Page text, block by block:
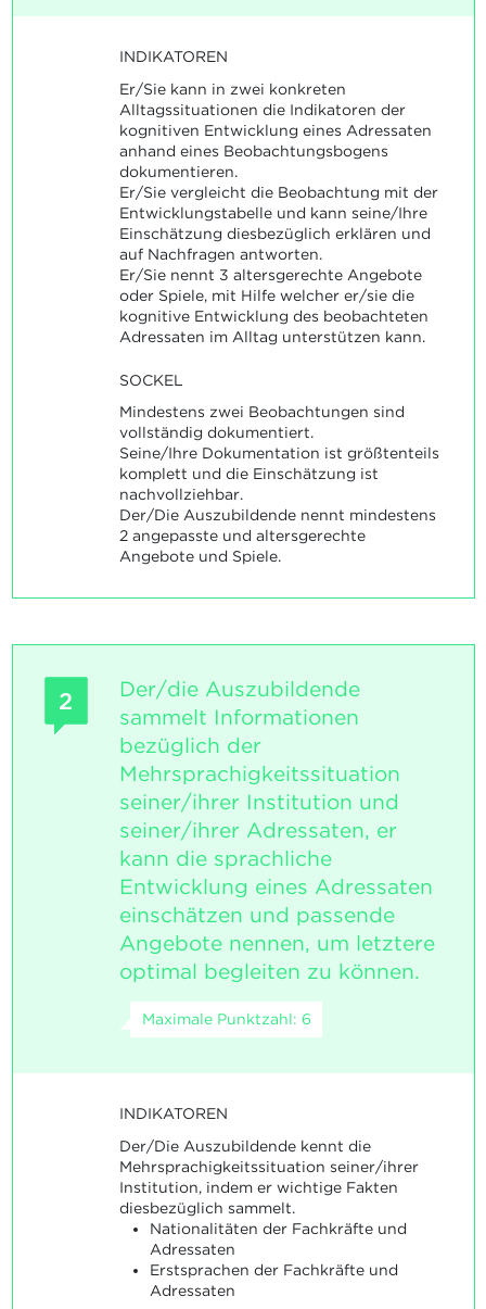
INDIKATOREN
Er/Sie kann in zwei konkreten
Alltagssituationen die Indikatoren der
kognitiven Entwicklung eines Adressaten
anhand eines Beobachtungsbogens
dokumentieren.
Er/Sie vergleicht die Beobachtung mit der
Entwicklungstabelle und kann seine/Ihre
Einschätzung diesbezüglich erklären und
auf Nachfragen antworten.
Er/Sie nennt 3 altersgerechte Angebote
oder Spiele, mit Hilfe welcher er/sie die
kognitive Entwicklung des beobachteten
Adressaten im Alltag unterstützen kann.
SOCKEL
Mindestens zwei Beobachtungen sind
vollständig dokumentiert.
Seine/Ihre Dokumentation ist größtenteils
komplett und die Einschätzung ist
nachvollziehbar.
Der/Die Auszubildende nennt mindestens
2 angepasste und altersgerechte
Angebote und Spiele.
2
Der/die Auszubildende
sammelt Informationen
bezüglich der
Mehrsprachigkeitssituation
seiner/ihrer Institution und
seiner/ihrer Adressaten, er
kann die sprachliche
Entwicklung eines Adressaten
einschätzen und passende
Angebote nennen, um letztere
optimal begleiten zu können.
Maximale Punktzahl: 6
INDIKATOREN
Der/Die Auszubildende kennt die
Mehrsprachigkeitssituation seiner/ihrer
Institution, indem er wichtige Fakten
diesbezüglich sammelt.
Nationalitäten der Fachkräfte und
Adressaten
Erstsprachen der Fachkräfte und
Adressaten